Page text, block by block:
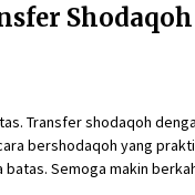
Transfer shodaqoh
bershodaqoh yang
batas. Semoga makin